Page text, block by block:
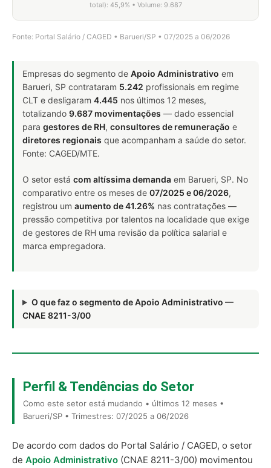
total): 45,9% • Volume: 9.687
Fonte: Portal Salário / CAGED • Barueri/SP • 07/2025 a 06/2026
Empresas do segmento de Apoio Administrativo em
Barueri, SP contrataram 5.242 profissionais em regime
CLT e desligaram 4.445 nos últimos 12 meses,
totalizando 9.687 movimentações — dado essencial
para gestores de RH, consultores de remuneração e
diretores regionais que acompanham a saúde do setor.
Fonte: CAGED/MTE.
O setor está com altíssima demanda em Barueri, SP. No
comparativo entre os meses de 07/2025 e 06/2026,
registrou um aumento de 41.26% nas contratações —
pressão competitiva por talentos na localidade que exige
de gestores de RH uma revisão da política salarial e
marca empregadora.
O que faz o segmento de Apoio Administrativo —
CNAE 8211-3/00
Perfil & Tendências do Setor
Como este setor está mudando • últimos 12 meses •
Barueri/SP • Trimestres: 07/2025 a 06/2026
De acordo com dados do Portal Salário / CAGED, o setor
de Apoio Administrativo (CNAE 8211-3/00) movimentou